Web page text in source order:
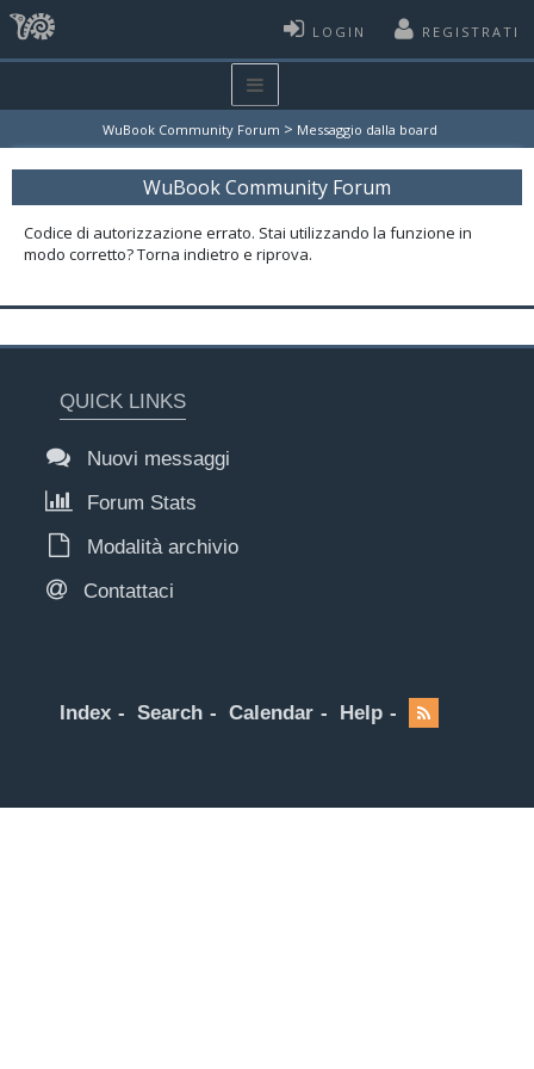
LOGIN REGISTRATI
WuBook Community Forum > Messaggio dalla board
WuBook Community Forum
Codice di autorizzazione errato. Stai utilizzando la funzione in
modo corretto? Torna indietro e riprova.
QUICK LINKS
Nuovi messaggi
Forum Stats
Modalità archivio
Contattaci
Index Search Calendar Help